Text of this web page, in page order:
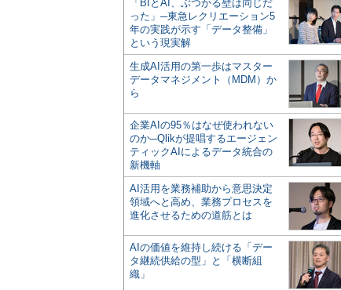
「BIとAI、ぶつかる壁は同じだ
った」─東急レクリエーション5
年の実践が示す「データ整備」
という現実解
生成AI活用の第一歩はマスター
データマネジメント（MDM）か
ら
企業AIの95％はなぜ使われない
のか─Qlikが提唱するエージェン
ティックAIによるデータ統合の
新機軸
AI活用を業務補助から意思決定
領域へと高め、業務プロセスを
進化させるための道筋とは
AIの価値を維持し続ける「デー
タ継続供給の型」と「横断組
織」